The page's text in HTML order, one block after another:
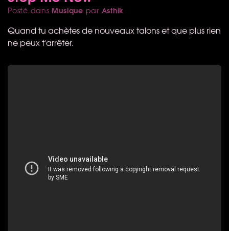
Posté dans Musique par Asthik
Quand tu achètes de nouveaux talons et que plus rien
ne peux t'arrêter.